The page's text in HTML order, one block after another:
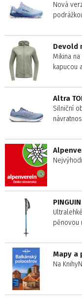
Nová
Devold
Mikina
kapucou
Altra
Silniční
pěnovou
Mapy a
Na